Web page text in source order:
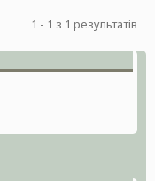
1 - 1 з 1 результатів